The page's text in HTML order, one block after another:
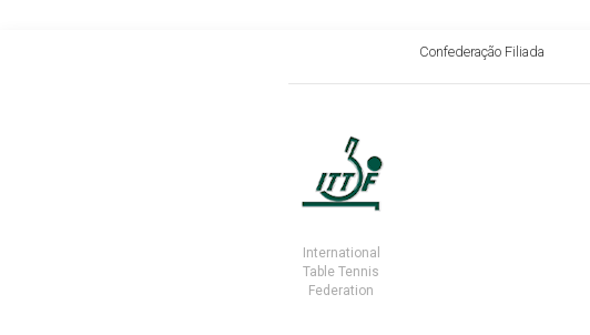
Confederação Filiada
International
Table Tennis
Federation